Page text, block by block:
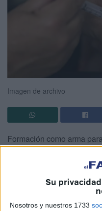
Su
Nosotros y nuestros 1733
Imagen de archivo
Formación como arma
curso online para
en España. La
profesionales de Ceuta y
ciudad, hubo un brote.